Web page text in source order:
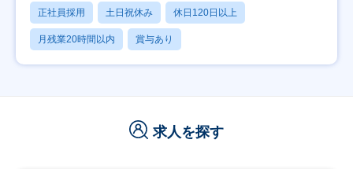
正社員採用 土日祝休み 休日120日以上
月残業20時間以内 賞与あり
求人を探す